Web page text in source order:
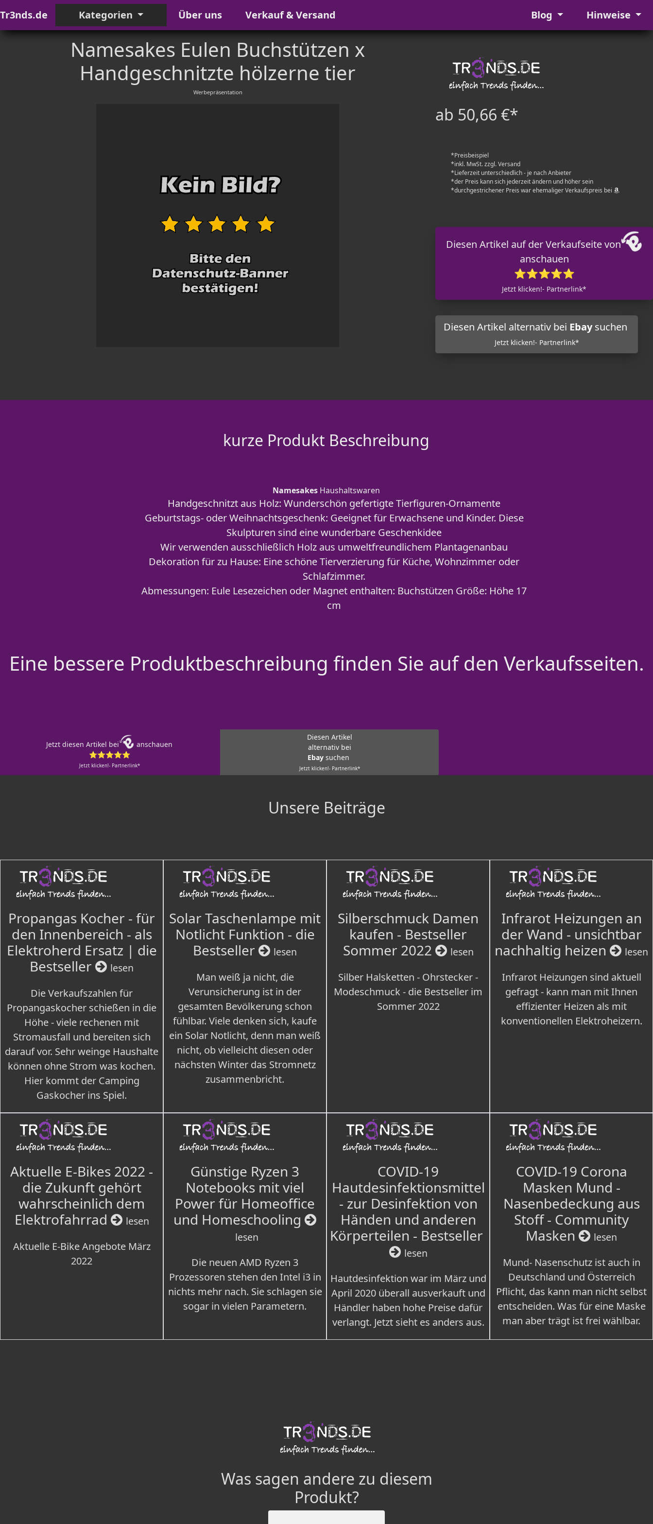
Tr3nds.de Kategorien Über uns Verkauf & Versand Blog Hinweise
Namesakes Eulen Buchstützen x
Handgeschnitzte hölzerne tier
Werbepräsentation
ab 50,66 €*
*Preisbeispiel
*inkl. MwSt. zzgl. Versand
*Lieferzeit unterschiedlich - je nach Anbieter
*der Preis kann sich jederzeit ändern und höher sein
*durchgestrichener Preis war ehemaliger Verkaufspreis bei
Diesen Artikel auf der Verkaufseite von
anschauen
⭐⭐⭐⭐⭐
Jetzt klicken!- Partnerlink*
Diesen Artikel alternativ bei Ebaysuchen
Jetzt klicken!- Partnerlink*
kurze Produkt Beschreibung
Namesakes Haushaltswaren
Handgeschnitzt aus Holz: Wunderschön gefertigte Tierfiguren-Ornamente
Geburtstags- oder Weihnachtsgeschenk: Geeignet für Erwachsene und Kinder. Diese
Skulpturen sind eine wunderbare Geschenkidee
Wir verwenden ausschließlich Holz aus umweltfreundlichem Plantagenanbau
Dekoration für zu Hause: Eine schöne Tierverzierung für Küche, Wohnzimmer oder
Schlafzimmer.
Abmessungen: Eule Lesezeichen oder Magnet enthalten: Buchstützen Größe: Höhe 17
cm
Eine bessere Produktbeschreibung finden Sie auf den Verkaufsseiten.
Jetzt diesen Artikel bei
anschauen
⭐⭐⭐⭐⭐
Jetzt klicken!- Partnerlink*
Diesen Artikel
alternativ bei
Ebay suchen
Jetzt klicken!- Partnerlink*
Unsere Beiträge
Propangas Kocher - für
den Innenbereich - als
Elektroherd Ersatz | die
Bestseller
lesen
Die Verkaufszahlen für
Propangaskocher schießen in die
Höhe - viele rechenen mit
Stromausfall und bereiten sich
darauf vor. Sehr weinge Haushalte
können ohne Strom was kochen.
Hier kommt der Camping
Gaskocher ins Spiel.
Solar Taschenlampe mit
Notlicht Funktion - die
Bestseller
lesen
Man weiß ja nicht, die
Verunsicherung ist in der
gesamten Bevölkerung schon
fühlbar. Viele denken sich, kaufe
ein Solar Notlicht, denn man weiß
nicht, ob vielleicht diesen oder
nächsten Winter das Stromnetz
zusammenbricht.
Silberschmuck Damen
kaufen - Bestseller
Sommer 2022
lesen
Silber Halsketten - Ohrstecker -
Modeschmuck - die Bestseller im
Sommer 2022
Infrarot Heizungen an
der Wand - unsichtbar
nachhaltig heizen
lesen
Infrarot Heizungen sind aktuell
gefragt - kann man mit Ihnen
effizienter Heizen als mit
konventionellen Elektroheizern.
Aktuelle E-Bikes 2022 -
die Zukunft gehört
wahrscheinlich dem
Elektrofahrrad
lesen
Aktuelle E-Bike Angebote März
2022
Günstige Ryzen 3
Notebooks mit viel
Power für Homeoffice
und Homeschooling
lesen
Die neuen AMD Ryzen 3
Prozessoren stehen den Intel i3 in
nichts mehr nach. Sie schlagen sie
sogar in vielen Parametern.
COVID-19
Hautdesinfektionsmittel
- zur Desinfektion von
Händen und anderen
Körperteilen - Bestseller
lesen
Hautdesinfektion war im März und
April 2020 überall ausverkauft und
Händler haben hohe Preise dafür
verlangt. Jetzt sieht es anders aus.
COVID-19 Corona
Masken Mund -
Nasenbedeckung aus
Stoff - Community
Masken
lesen
Mund- Nasenschutz ist auch in
Deutschland und Österreich
Pflicht, das kann man nicht selbst
entscheiden. Was für eine Maske
man aber trägt ist frei wählbar.
Was sagen andere zu diesem
Produkt?